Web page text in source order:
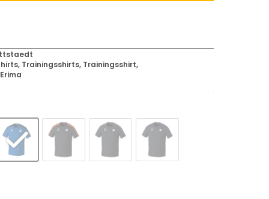
, Trainingsshirts, Trainingsshirt,
Erima